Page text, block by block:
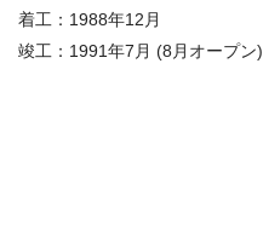
着工：1988年12月
竣工：1991年7月 (8月オープン)